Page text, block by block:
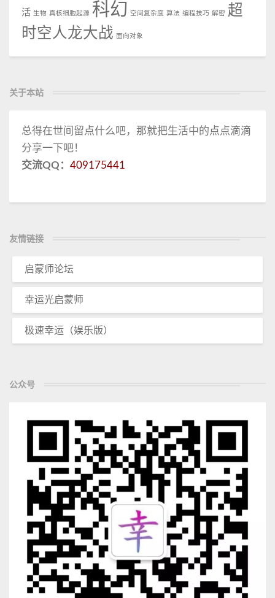
活 生物 真核细胞起源 科幻 空间复杂度 算法 编程技巧 解密 超
时空人龙大战 面向对象
关于本站
总得在世间留点什么吧，那就把生活中的点点滴滴
分享一下吧！
交流QQ： 409175441
友情链接
启蒙师论坛
幸运光启蒙师
极速幸运（娱乐版）
公众号